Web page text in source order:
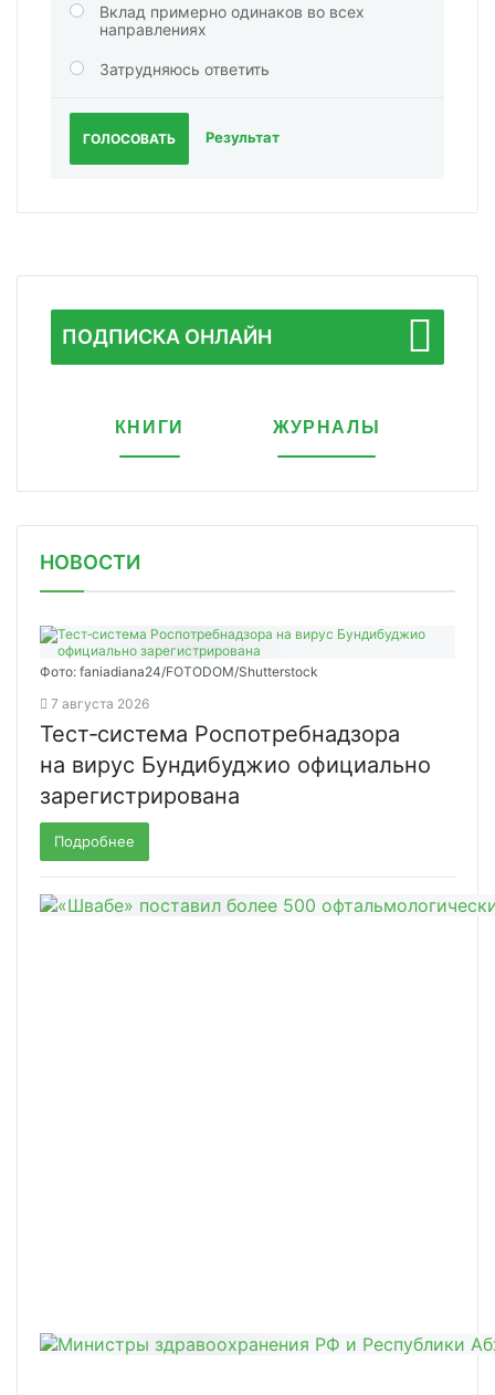
Вклад примерно одинаков во всех
направлениях
Затрудняюсь ответить
ГОЛОСОВАТЬ Результат
ПОДПИСКА ОНЛАЙН
КНИГИ ЖУРНАЛЫ
НОВОСТИ
Фото: faniadiana24/FOTODOM/Shutterstock
7 августа 2026
Тест‑система Роспотребнадзора
на вирус Бундибуджио официально
зарегистрирована
Подробнее